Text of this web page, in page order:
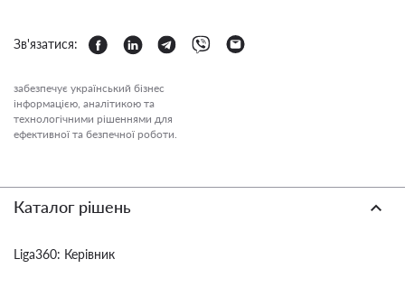
Зв'язатися:
забезпечує український бізнес
інформацією, аналітикою та
технологічними рішеннями для
ефективної та безпечної роботи.
Каталог рішень
Liga360: Керівник